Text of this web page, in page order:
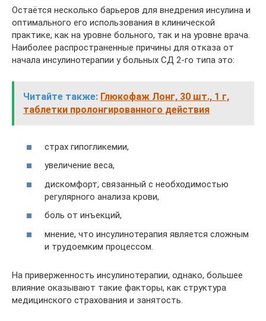
Остаётся несколько барьеров для внедрения инсулина и
оптимального его использования в клинической
практике, как на уровне больного, так и на уровне врача.
Наиболее распространенные причины для отказа от
начала инсулинотерапии у больных СД 2-го типа это:
Читайте также: Глюкофаж Лонг, 30 шт., 1 г,
таблетки пролонгированного действия
страх гипогликемии,
увеличение веса,
дискомфорт, связанный с необходимостью
регулярного анализа крови,
боль от инъекций,
мнение, что инсулинотерапия является сложным
и трудоемким процессом.
На приверженность инсулинотерапии, однако, большее
влияние оказывают такие факторы, как структура
медицинского страхования и занятость.